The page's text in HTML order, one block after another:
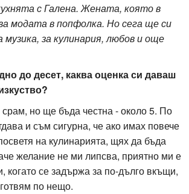
с Галена. Жената, която в
модата в попфолка. Но сега ще си
музика, за кулинария, любов и още
до десет, каква оценка си даваш
но ще бъда честна - около 5. По
и съм сигурна, че ако имах повече
на кулинарията, щях да бъда
желание не ми липсва, приятно ми е
когато се задържа за по-дълго вкъщи,
по нещо.